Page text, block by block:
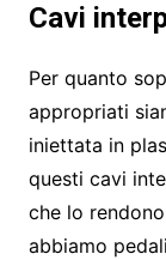
Cavi
Per quanto
appropriati
iniettata in
questi cavi
che lo
abbiamo